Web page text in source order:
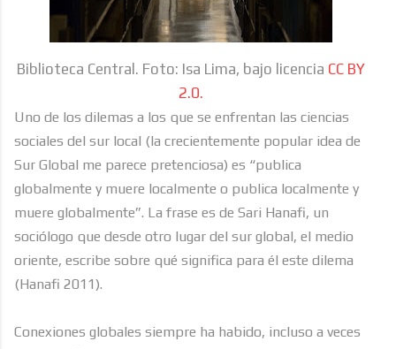
Biblioteca Central. Foto: Isa Lima, bajo licencia CC BY
2.0.
Uno de los dilemas a los que se enfrentan las ciencias
sociales del sur local (la crecientemente popular idea de
Sur Global me parece pretenciosa) es “publica
globalmente y muere localmente o publica localmente y
muere globalmente”. La frase es de Sari Hanafi, un
sociólogo que desde otro lugar del sur global, el medio
oriente, escribe sobre qué significa para él este dilema
(Hanafi 2011).
Conexiones globales siempre ha habido, incluso a veces